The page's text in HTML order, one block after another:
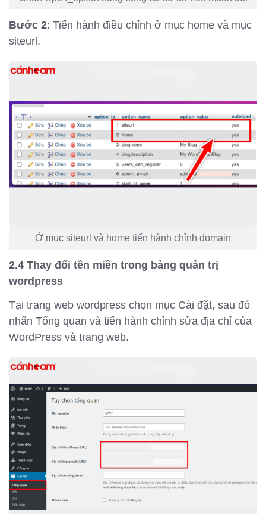
Bước 2: Tiến hành điều chỉnh ở mục home và mục
siteurl.
Ở mục siteurl và home tiến hành chỉnh domain
2.4 Thay đổi tên miền trong bảng quản trị
wordpress
Tại trang web wordpress chọn mục Cài đặt, sau đó
nhấn Tổng quan và tiến hành chỉnh sửa địa chỉ của
WordPress và trang web.